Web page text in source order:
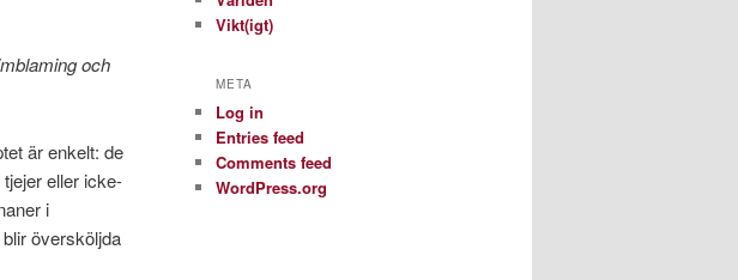
och
är enkelt: de
eller icke-
i
översköljda
Vikt(igt)
META
Log in
Entries feed
Comments feed
WordPress.org